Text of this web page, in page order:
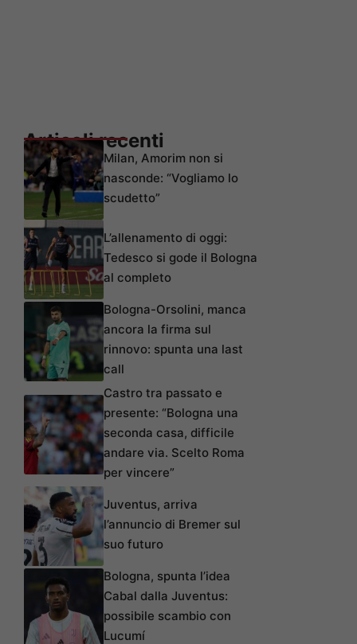
Articoli recenti
Milan, Amorim non si
nasconde: “Vogliamo lo
scudetto”
L’allenamento di oggi:
Tedesco si gode il Bologna
al completo
Bologna-Orsolini, manca
ancora la firma sul
rinnovo: spunta una last
call
Castro tra passato e
presente: “Bologna una
seconda casa, difficile
andare via. Scelto Roma
per vincere”
Juventus, arriva
l’annuncio di Bremer sul
suo futuro
Bologna, spunta l’idea
Cabal dalla Juventus:
possibile scambio con
Lucumí